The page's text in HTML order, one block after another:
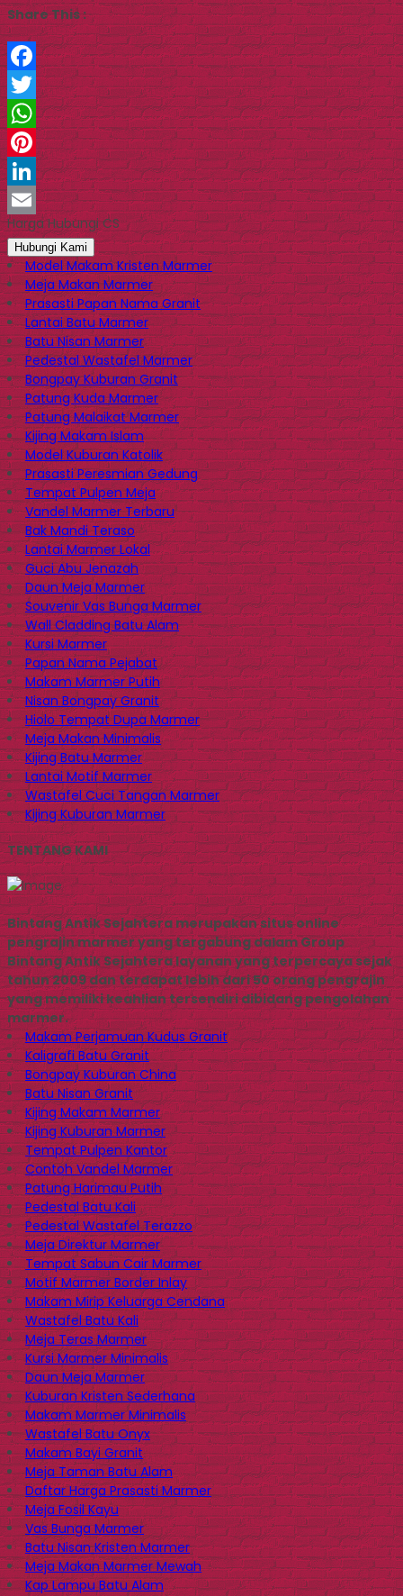
Share This :
Facebook
Twitter
WhatsApp
Pinterest
LinkedIn
Email
Harga Hubungi CS
Hubungi Kami
Model Makam Kristen Marmer
Meja Makan Marmer
Prasasti Papan Nama Granit
Lantai Batu Marmer
Batu Nisan Marmer
Pedestal Wastafel Marmer
Bongpay Kuburan Granit
Patung Kuda Marmer
Patung Malaikat Marmer
Kijing Makam Islam
Model Kuburan Katolik
Prasasti Peresmian Gedung
Tempat Pulpen Meja
Vandel Marmer Terbaru
Bak Mandi Teraso
Lantai Marmer Lokal
Guci Abu Jenazah
Daun Meja Marmer
Souvenir Vas Bunga Marmer
Wall Cladding Batu Alam
Kursi Marmer
Papan Nama Pejabat
Makam Marmer Putih
Nisan Bongpay Granit
Hiolo Tempat Dupa Marmer
Meja Makan Minimalis
Kijing Batu Marmer
Lantai Motif Marmer
Wastafel Cuci Tangan Marmer
Kijing Kuburan Marmer
TENTANG KAMI
Bintang Antik Sejahtera merupakan situs online
pengrajin marmer yang tergabung dalam Group
Bintang Antik Sejahtera layanan yang terpercaya sejak
tahun 2009 dan terdapat lebih dari 50 orang pengrajin
yang memiliki keahlian tersendiri dibidang pengolahan
marmer.
Makam Perjamuan Kudus Granit
Kaligrafi Batu Granit
Bongpay Kuburan China
Batu Nisan Granit
Kijing Makam Marmer
Kijing Kuburan Marmer
Tempat Pulpen Kantor
Contoh Vandel Marmer
Patung Harimau Putih
Pedestal Batu Kali
Pedestal Wastafel Terazzo
Meja Direktur Marmer
Tempat Sabun Cair Marmer
Motif Marmer Border Inlay
Makam Mirip Keluarga Cendana
Wastafel Batu Kali
Meja Teras Marmer
Kursi Marmer Minimalis
Daun Meja Marmer
Kuburan Kristen Sederhana
Makam Marmer Minimalis
Wastafel Batu Onyx
Makam Bayi Granit
Meja Taman Batu Alam
Daftar Harga Prasasti Marmer
Meja Fosil Kayu
Vas Bunga Marmer
Batu Nisan Kristen Marmer
Meja Makan Marmer Mewah
Kap Lampu Batu Alam